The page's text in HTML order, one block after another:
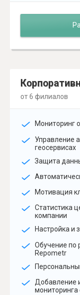
от 6 филиалов
Мониторинг
Управление
геосервисах
Защита
Мотивация
Статистика
компании
Настройка и
Обучение по
Repometr
Добавление
мониторинга